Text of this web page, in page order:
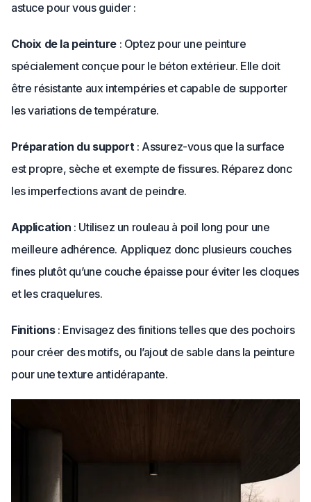
astuce pour vous guider :
Choix de la peinture : Optez pour une peinture
spécialement conçue pour le béton extérieur. Elle doit
être résistante aux intempéries et capable de supporter
les variations de température.
Préparation du support: Assurez-vous que la surface
est propre, sèche et exempte de fissures. Réparez donc
les imperfections avant de peindre.
Application : Utilisez un rouleau à poil long pour une
meilleure adhérence. Appliquez donc plusieurs couches
fines plutôt qu’une couche épaisse pour éviter les cloques
et les craquelures.
Finitions: Envisagez des finitions telles que des pochoirs
pour créer des motifs, ou l’ajout de sable dans la peinture
pour une texture antidérapante.